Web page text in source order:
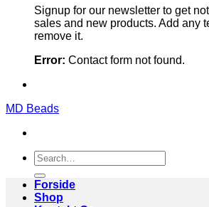
Signup for our newsletter to get
sales and new products. Add any
remove it.
Error: Contact form not found.
MD Beads
Search
for:
Forside
Shop